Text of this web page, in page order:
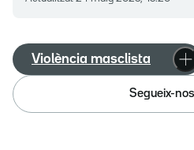
Violència masclista
Segueix-